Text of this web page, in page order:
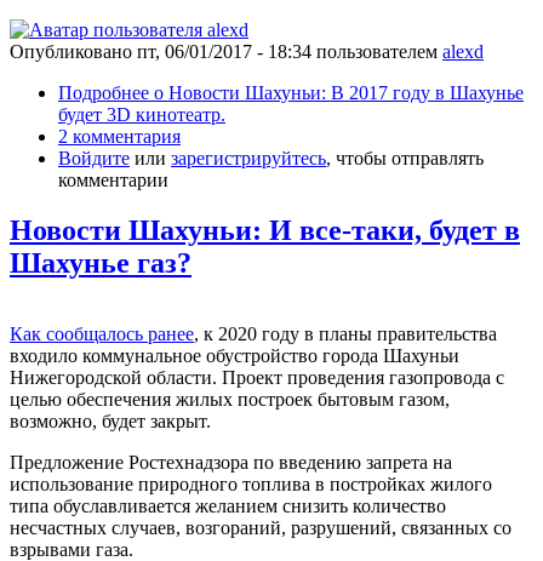
Опубликовано пт, 06/01/2017 - 18:34 пользователем alexd
Подробнее о Новости Шахуньи: В 2017 году в Шахунье
будет 3D кинотеатр.
2 комментария
Войдите или зарегистрируйтесь, чтобы отправлять
комментарии
Новости Шахуньи: И все-таки, будет в
Шахунье газ?
Как сообщалось ранее, к 2020 году в планы правительства
входило коммунальное обустройство города Шахуньи
Нижегородской области. Проект проведения газопровода с
целью обеспечения жилых построек бытовым газом,
возможно, будет закрыт.
Предложение Ростехнадзора по введению запрета на
использование природного топлива в постройках жилого
типа обуславливается желанием снизить количество
несчастных случаев, возгораний, разрушений, связанных со
взрывами газа.